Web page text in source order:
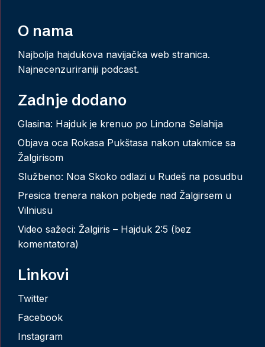
O nama
Najbolja hajdukova navijačka web stranica.
Najnecenzuriraniji podcast.
Zadnje dodano
Glasina: Hajduk je krenuo po Lindona Selahija
Objava oca Rokasa Pukštasa nakon utakmice sa
Žalgirisom
Službeno: Noa Skoko odlazi u Rudeš na posudbu
Presica trenera nakon pobjede nad Žalgirsem u
Vilniusu
Video sažeci: Žalgiris – Hajduk 2:5 (bez
komentatora)
Linkovi
Twitter
Facebook
Instagram